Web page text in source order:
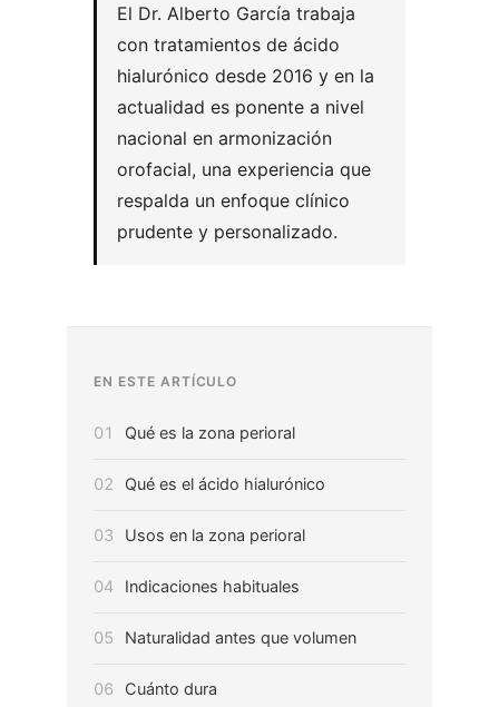
El Dr. Alberto García trabaja
con tratamientos de ácido
hialurónico desde 2016 y en la
actualidad es ponente a nivel
nacional en armonización
orofacial, una experiencia que
respalda un enfoque clínico
prudente y personalizado.
EN ESTE ARTÍCULO
01 Qué es la zona perioral
02 Qué es el ácido hialurónico
03 Usos en la zona perioral
04 Indicaciones habituales
05 Naturalidad antes que volumen
06 Cuánto dura